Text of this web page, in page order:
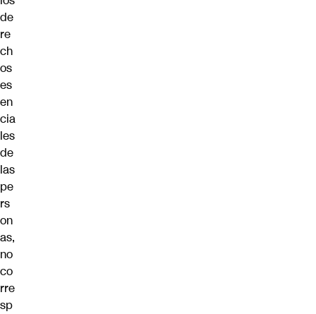
de
re
ch
os
es
en
cia
les
de
las
pe
rs
on
as,
no
co
rre
sp